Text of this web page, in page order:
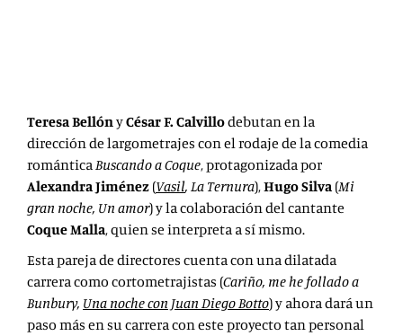
Teresa BellónyCésar F. Calvillodebutan en la
dirección de largometrajes con el rodaje de la comedia
románticaBuscando a Coque, protagonizada por
Alexandra Jiménez (Vasil, La Ternura),Hugo Silva (Mi
gran noche, Un amor) y la colaboración del cantante
Coque Malla, quien se interpreta a sí mismo.
Esta pareja de directores cuenta con una dilatada
carrera como cortometrajistas (Cariño, me he follado a
Bunbury, Una noche con Juan Diego Botto) y ahora dará un
paso más en su carrera con este proyecto tan personal